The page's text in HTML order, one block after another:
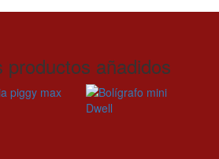
productos añadidos